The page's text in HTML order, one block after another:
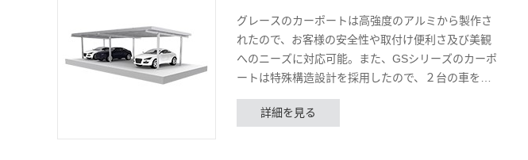
グレースのカーポートは高強度のアルミから製作さ
れたので、お客様の安全性や取付け便利さ及び美観
へのニーズに対応可能。また、GSシリーズのカーポ
ートは特殊構造設計を採用したので、２台の車を自
由に組み合わせることにより、最大限のスペース節
約ができる。10年間の品質も保証できる。
詳細を見る